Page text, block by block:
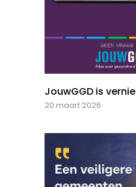
JouwGGD is
20 maart 2026